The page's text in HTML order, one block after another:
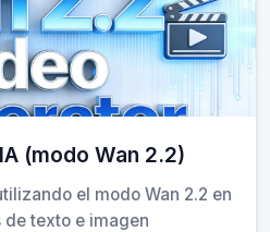
una startup usó esto
su producto
sostenible quería mostrar
que organizar sesiones
el Generador Video Grok
(modo Wan 2.2)
el modo Wan 2.2 en
texto e imagen